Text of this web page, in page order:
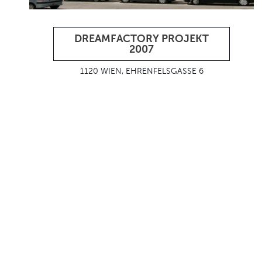
DREAMFACTORY PROJEKT
2007
1120 WIEN, EHRENFELSGASSE 6